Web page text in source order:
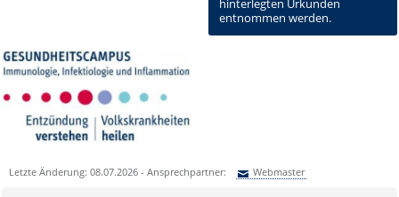
hinterlegten Urkunden
entnommen werden.
Letzte Änderung: 08.07.2026 - Ansprechpartner: Webmaster